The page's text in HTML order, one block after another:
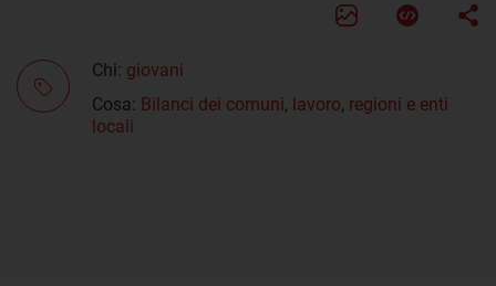
Chi: giovani
Cosa: Bilanci dei comuni, lavoro, regioni e enti
locali